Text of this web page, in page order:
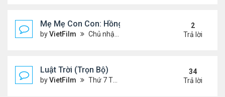
Mẹ Mẹ Con Con: Hồng Vân, Đại Nghĩa
byVietFilm Chủ nhật Tháng 12 20, 2020 8:06 pm
2
Trả lời
Luật Trời (Trọn Bộ)
byVietFilm Thứ 7 Tháng 10 17, 2020 9:19 pm
34
Trả lời